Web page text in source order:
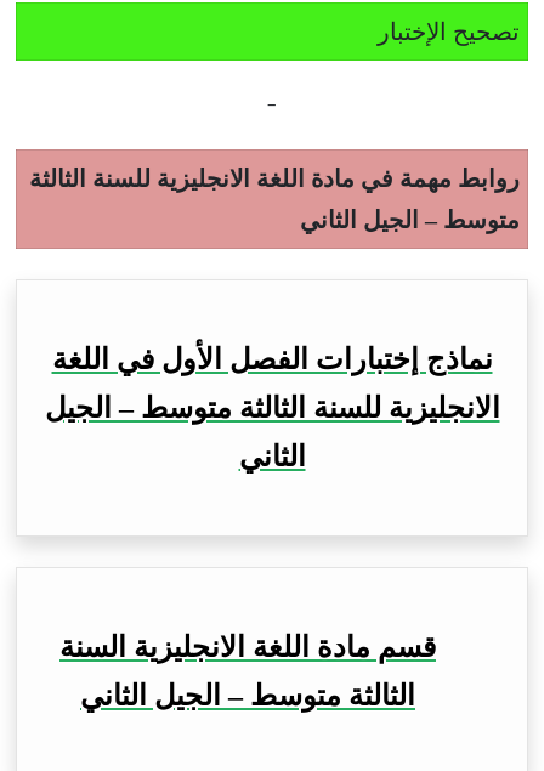
تصحيح الإختبار
–
روابط مهمة في مادة اللغة الانجليزية للسنة الثالثة
متوسط – الجيل الثاني
نماذج إختبارات الفصل الأول في اللغة
الانجليزية للسنة الثالثة متوسط – الجيل
الثاني
قسم مادة اللغة الانجليزية السنة
الثالثة متوسط – الجيل الثاني